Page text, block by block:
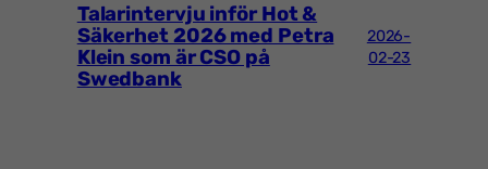
Talarintervju inför Hot &
Säkerhet 2026 med Petra
Klein som är CSO på
Swedbank
2026-
02-23